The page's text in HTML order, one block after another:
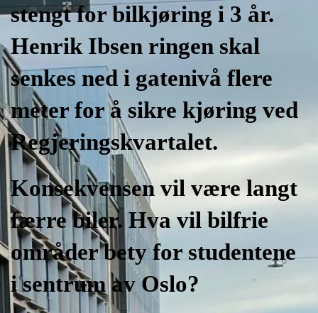
stengt for bilkjøring i 3 år.
Henrik Ibsen ringen skal
senkes ned i gatenivå flere
meter for å sikre kjøring ved
Regjeringskvartalet.
Konsekvensen vil være langt
færre biler. Hva vil bilfrie
områder bety for studentene
i sentrum av Oslo?